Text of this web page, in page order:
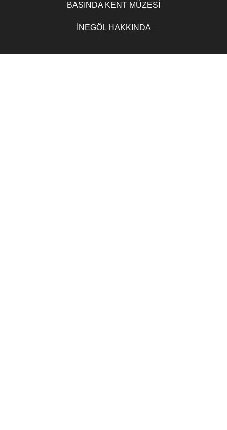
BASINDA KENT MÜZESİ
İNEGÖL HAKKINDA